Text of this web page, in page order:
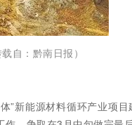
自：黔南日报）
”新能源材料循环产业项